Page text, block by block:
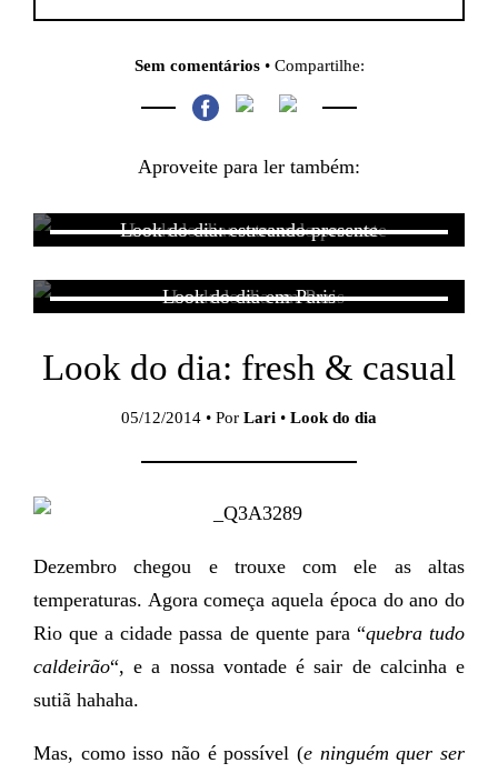
Sem comentários• Compartilhe:
Aproveite para ler também:
Look do dia: estreando presente
Look do dia em Paris
Look do dia: fresh & casual
05/12/2014 • Por Lari • Look do dia
Dezembro chegou e trouxe com ele as altas
temperaturas. Agora começa aquela época do ano do
Rio que a cidade passa de quente para “quebra tudo
caldeirão“, e a nossa vontade é sair de calcinha e
sutiã hahaha.
Mas, como isso não é possível (e ninguém quer ser